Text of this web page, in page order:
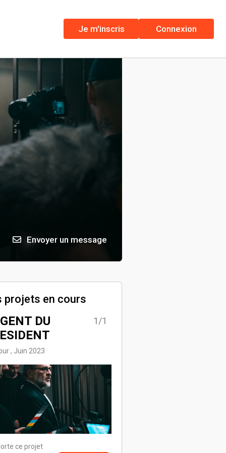
Je m'inscris Connexion
Envoyer un message
projets en cours
DU
, Juin 2023
1/1
ce projet